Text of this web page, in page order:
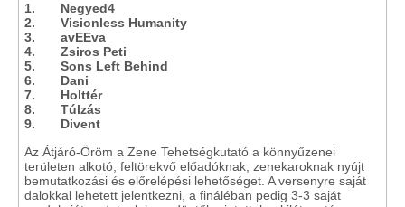
1. Negyed4
2. Visionless Humanity
3. avEEva
4. Zsiros Peti
5. Sons Left Behind
6. Dani
7. Holttér
8. Túlzás
9. Divent
Az Átjáró-Öröm a Zene Tehetségkutató a könnyűzenei
területen alkotó, feltörekvő előadóknak, zenekaroknak nyújt
bemutatkozási és előrelépési lehetőséget. A versenyre saját
dalokkal lehetett jelentkezni, a fináléban pedig 3-3 saját